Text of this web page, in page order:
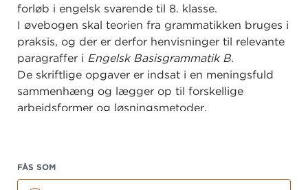
forløb i engelsk svarende til 8. klasse.
I øvebogen skal teorien fra grammatikken bruges i
praksis, og der er derfor henvisninger til relevante
paragraffer i Engelsk Basisgrammatik B.
De skriftlige opgaver er indsat i en meningsfuld
sammenhæng og lægger op til forskellige
arbejdsformer og løsningsmetoder.
FÅS SOM